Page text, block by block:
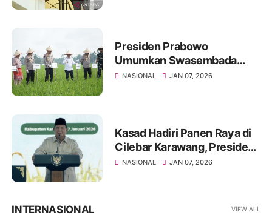
Presiden Prabowo
Umumkan Swasembada
Pangan, Jambi Turut
NASIONAL JAN 07, 2026
Kasad Hadiri Panen Raya di
Cilebar Karawang, Presiden
RI Umumkan Swasembada
NASIONAL JAN 07, 2026
INTERNASIONAL VIEW ALL